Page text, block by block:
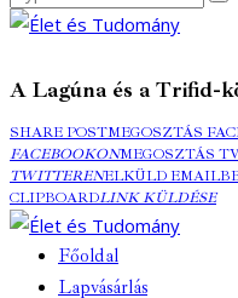
A Lagúna és a Trifid-
SHARE POSTMEGOSZTÁS
FACEBOOKONMEGOSZTÁS
TWITTERENELKÜLD
CLIPBOARDLINK KÜLDÉSE
Főoldal
Lapvásárlás